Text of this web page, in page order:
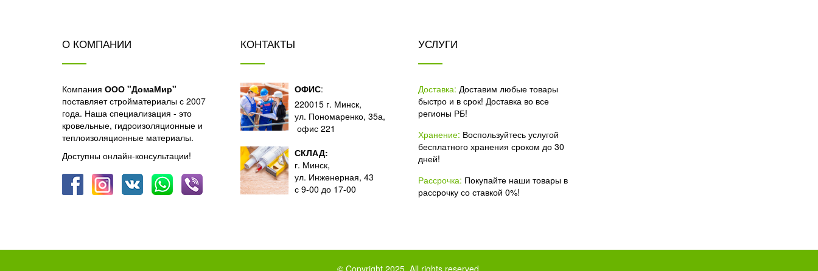
О КОМПАНИИ
Компания ООО "ДомаМир"
поставляет стройматериалы с 2007
года. Наша специализация - это
кровельные, гидроизоляционные и
теплоизоляционные материалы.
Доступны онлайн-консультации!
КОНТАКТЫ
ОФИС:
220015 г. Минск,
ул. Пономаренко, 35а,
офис 221
СКЛАД:
г. Минск,
ул. Инженерная, 43
с 9-00 до 17-00
УСЛУГИ
Доставка: Доставим любые товары
быстро и в срок! Доставка во все
регионы РБ!
Хранение: Воспользуйтесь услугой
бесплатного хранения сроком до 30
дней!
Рассрочка: Покупайте наши товары в
рассрочку со ставкой 0%!